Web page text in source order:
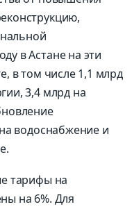
в Астане на эти
в том числе 1,1 млрд
3,4 млрд на
водоснабжение и
тарифы на
на 6%. Для